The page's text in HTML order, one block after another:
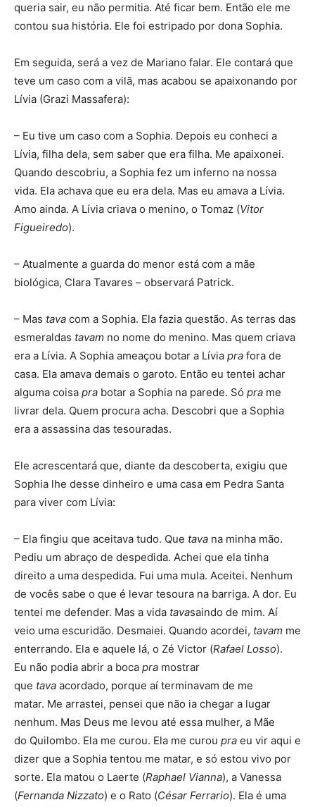
queria sair, eu não permitia. Até ficar bem. Então ele me
contou sua história. Ele foi estripado por dona Sophia.
Em seguida, será a vez de Mariano falar. Ele contará que
teve um caso com a vilã, mas acabou se apaixonando por
Lívia (Grazi Massafera):
– Eu tive um caso com a Sophia. Depois eu conheci a
Lívia, filha dela, sem saber que era filha. Me apaixonei.
Quando descobriu, a Sophia fez um inferno na nossa
vida. Ela achava que eu era dela. Mas eu amava a Lívia.
Amo ainda. A Lívia criava o menino, o Tomaz (Vitor
Figueiredo).
– Atualmente a guarda do menor está com a mãe
biológica, Clara Tavares – observará Patrick.
– Mas tava com a Sophia. Ela fazia questão. As terras das
esmeraldas tavam no nome do menino. Mas quem criava
era a Lívia. A Sophia ameaçou botar a Lívia pra fora de
casa. Ela amava demais o garoto. Então eu tentei achar
alguma coisa pra botar a Sophia na parede. Só pra me
livrar dela. Quem procura acha. Descobri que a Sophia
era a assassina das tesouradas.
Ele acrescentará que, diante da descoberta, exigiu que
Sophia lhe desse dinheiro e uma casa em Pedra Santa
para viver com Lívia:
– Ela fingiu que aceitava tudo. Que tava na minha mão.
Pediu um abraço de despedida. Achei que ela tinha
direito a uma despedida. Fui uma mula. Aceitei. Nenhum
de vocês sabe o que é levar tesoura na barriga. A dor. Eu
tentei me defender. Mas a vida tavasaindo de mim. Aí
veio uma escuridão. Desmaiei. Quando acordei, tavam me
enterrando. Ela e aquele lá, o Zé Victor (Rafael Losso).
Eu não podia abrir a boca pra mostrar
que tava acordado, porque aí terminavam de me
matar. Me arrastei, pensei que não ia chegar a lugar
nenhum. Mas Deus me levou até essa mulher, a Mãe
do Quilombo. Ela me curou. Ela me curou pra eu vir aqui e
dizer que a Sophia tentou me matar, e só estou vivo por
sorte. Ela matou o Laerte (Raphael Vianna), a Vanessa
(Fernanda Nizzato) e o Rato (César Ferrario). Ela é uma